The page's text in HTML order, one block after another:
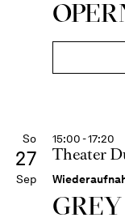
So
27
Sep
15:00 - 17:20
Theater